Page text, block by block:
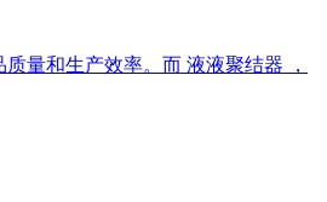
量和生产效率。而 液液聚结器 ，